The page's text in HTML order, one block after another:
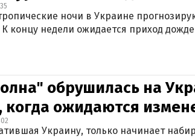
ночи в Украине
К концу недели ожидается приход
обрушилась на
когда ожидаются
Украину, только начинает